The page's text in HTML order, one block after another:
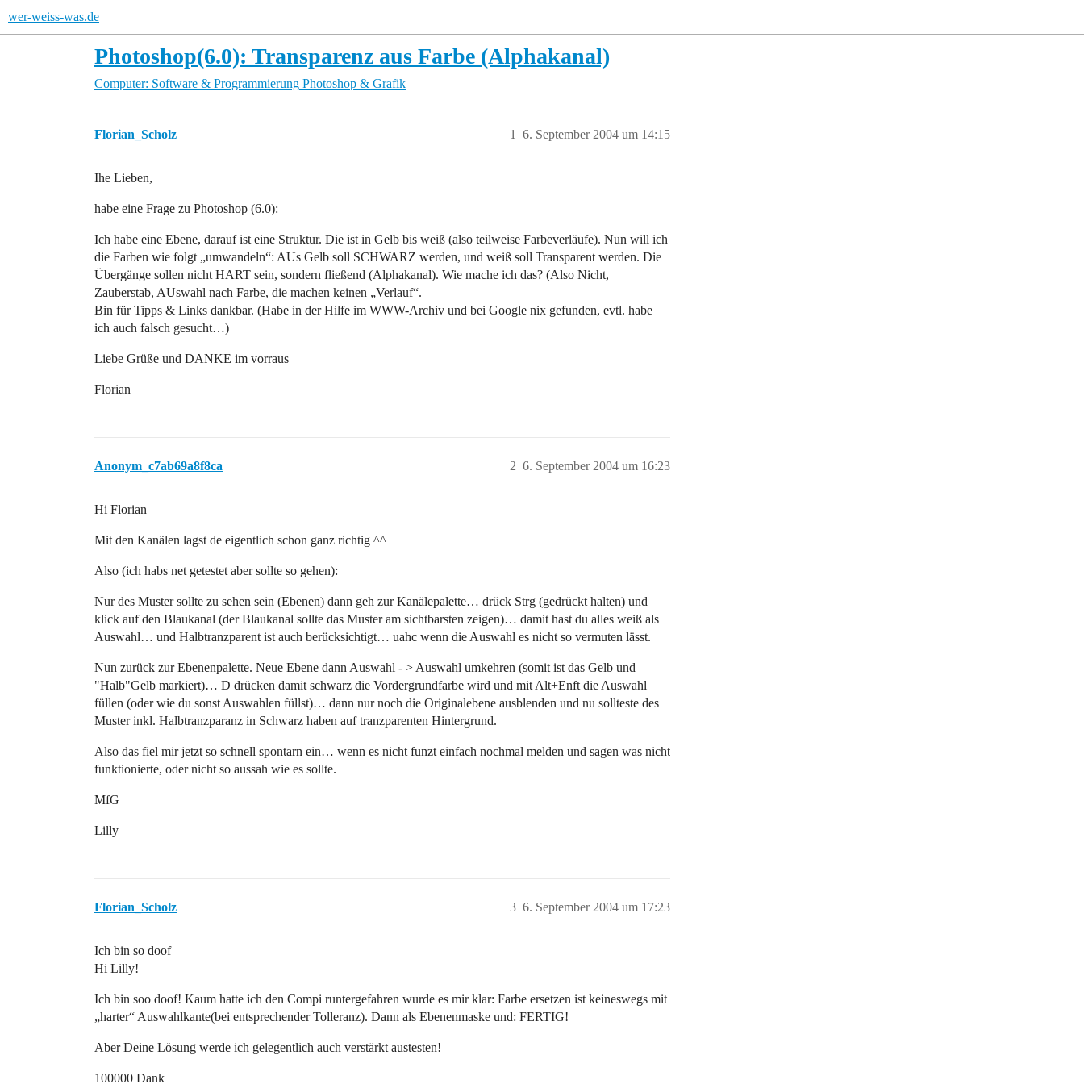
wer-weiss-was.de
Photoshop(6.0): Transparenz aus Farbe (Alphakanal)
Computer: Software & Programmierung Photoshop & Grafik
Florian_Scholz 6. September 2004 um 14:15
1
Ihe Lieben,
habe eine Frage zu Photoshop (6.0):
Ich habe eine Ebene, darauf ist eine Struktur. Die ist in Gelb bis weiß (also teilweise Farbeverläufe). Nun will ich
die Farben wie folgt „umwandeln“: AUs Gelb soll SCHWARZ werden, und weiß soll Transparent werden. Die
Übergänge sollen nicht HART sein, sondern fließend (Alphakanal). Wie mache ich das? (Also Nicht,
Zauberstab, AUswahl nach Farbe, die machen keinen „Verlauf“.
Bin für Tipps & Links dankbar. (Habe in der Hilfe im WWW-Archiv und bei Google nix gefunden, evtl. habe
ich auch falsch gesucht…)
Liebe Grüße und DANKE im vorraus
Florian
Anonym_c7ab69a8f8ca 6. September 2004 um 16:23
2
Hi Florian
Mit den Kanälen lagst de eigentlich schon ganz richtig ^^
Also (ich habs net getestet aber sollte so gehen):
Nur des Muster sollte zu sehen sein (Ebenen) dann geh zur Kanälepalette… drück Strg (gedrückt halten) und
klick auf den Blaukanal (der Blaukanal sollte das Muster am sichtbarsten zeigen)… damit hast du alles weiß als
Auswahl… und Halbtranzparent ist auch berücksichtigt… uahc wenn die Auswahl es nicht so vermuten lässt.
Nun zurück zur Ebenenpalette. Neue Ebene dann Auswahl - > Auswahl umkehren (somit ist das Gelb und
"Halb"Gelb markiert)… D drücken damit schwarz die Vordergrundfarbe wird und mit Alt+Enft die Auswahl
füllen (oder wie du sonst Auswahlen füllst)… dann nur noch die Originalebene ausblenden und nu sollteste des
Muster inkl. Halbtranzparanz in Schwarz haben auf tranzparenten Hintergrund.
Also das fiel mir jetzt so schnell spontarn ein… wenn es nicht funzt einfach nochmal melden und sagen was nicht
funktionierte, oder nicht so aussah wie es sollte.
MfG
Lilly
Florian_Scholz 6. September 2004 um 17:23
3
Ich bin so doof
Hi Lilly!
Ich bin soo doof! Kaum hatte ich den Compi runtergefahren wurde es mir klar: Farbe ersetzen ist keineswegs mit
„harter“ Auswahlkante(bei entsprechender Tolleranz). Dann als Ebenenmaske und: FERTIG!
Aber Deine Lösung werde ich gelegentlich auch verstärkt austesten!
100000 Dank